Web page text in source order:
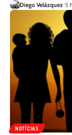
Diego Velázquez 5
NOTÍCIAS